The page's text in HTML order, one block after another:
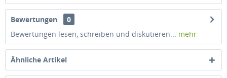
Bewertungen
0
Bewertungen lesen, schreiben und diskutieren... mehr
Ähnliche Artikel